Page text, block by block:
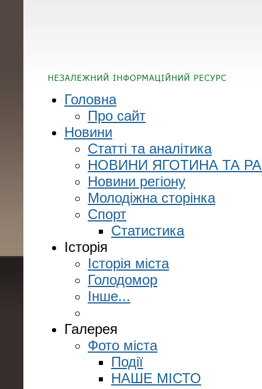
Головна
Про сайт
Новини
Статті та аналітика
НОВИНИ ЯГОТИНА ТА
Новини регіону
Молодіжна сторінка
Спорт
Статистика
Історія
Історія міста
Голодомор
Інше...
Галерея
Фото міста
Події
НАШЕ МІСТО